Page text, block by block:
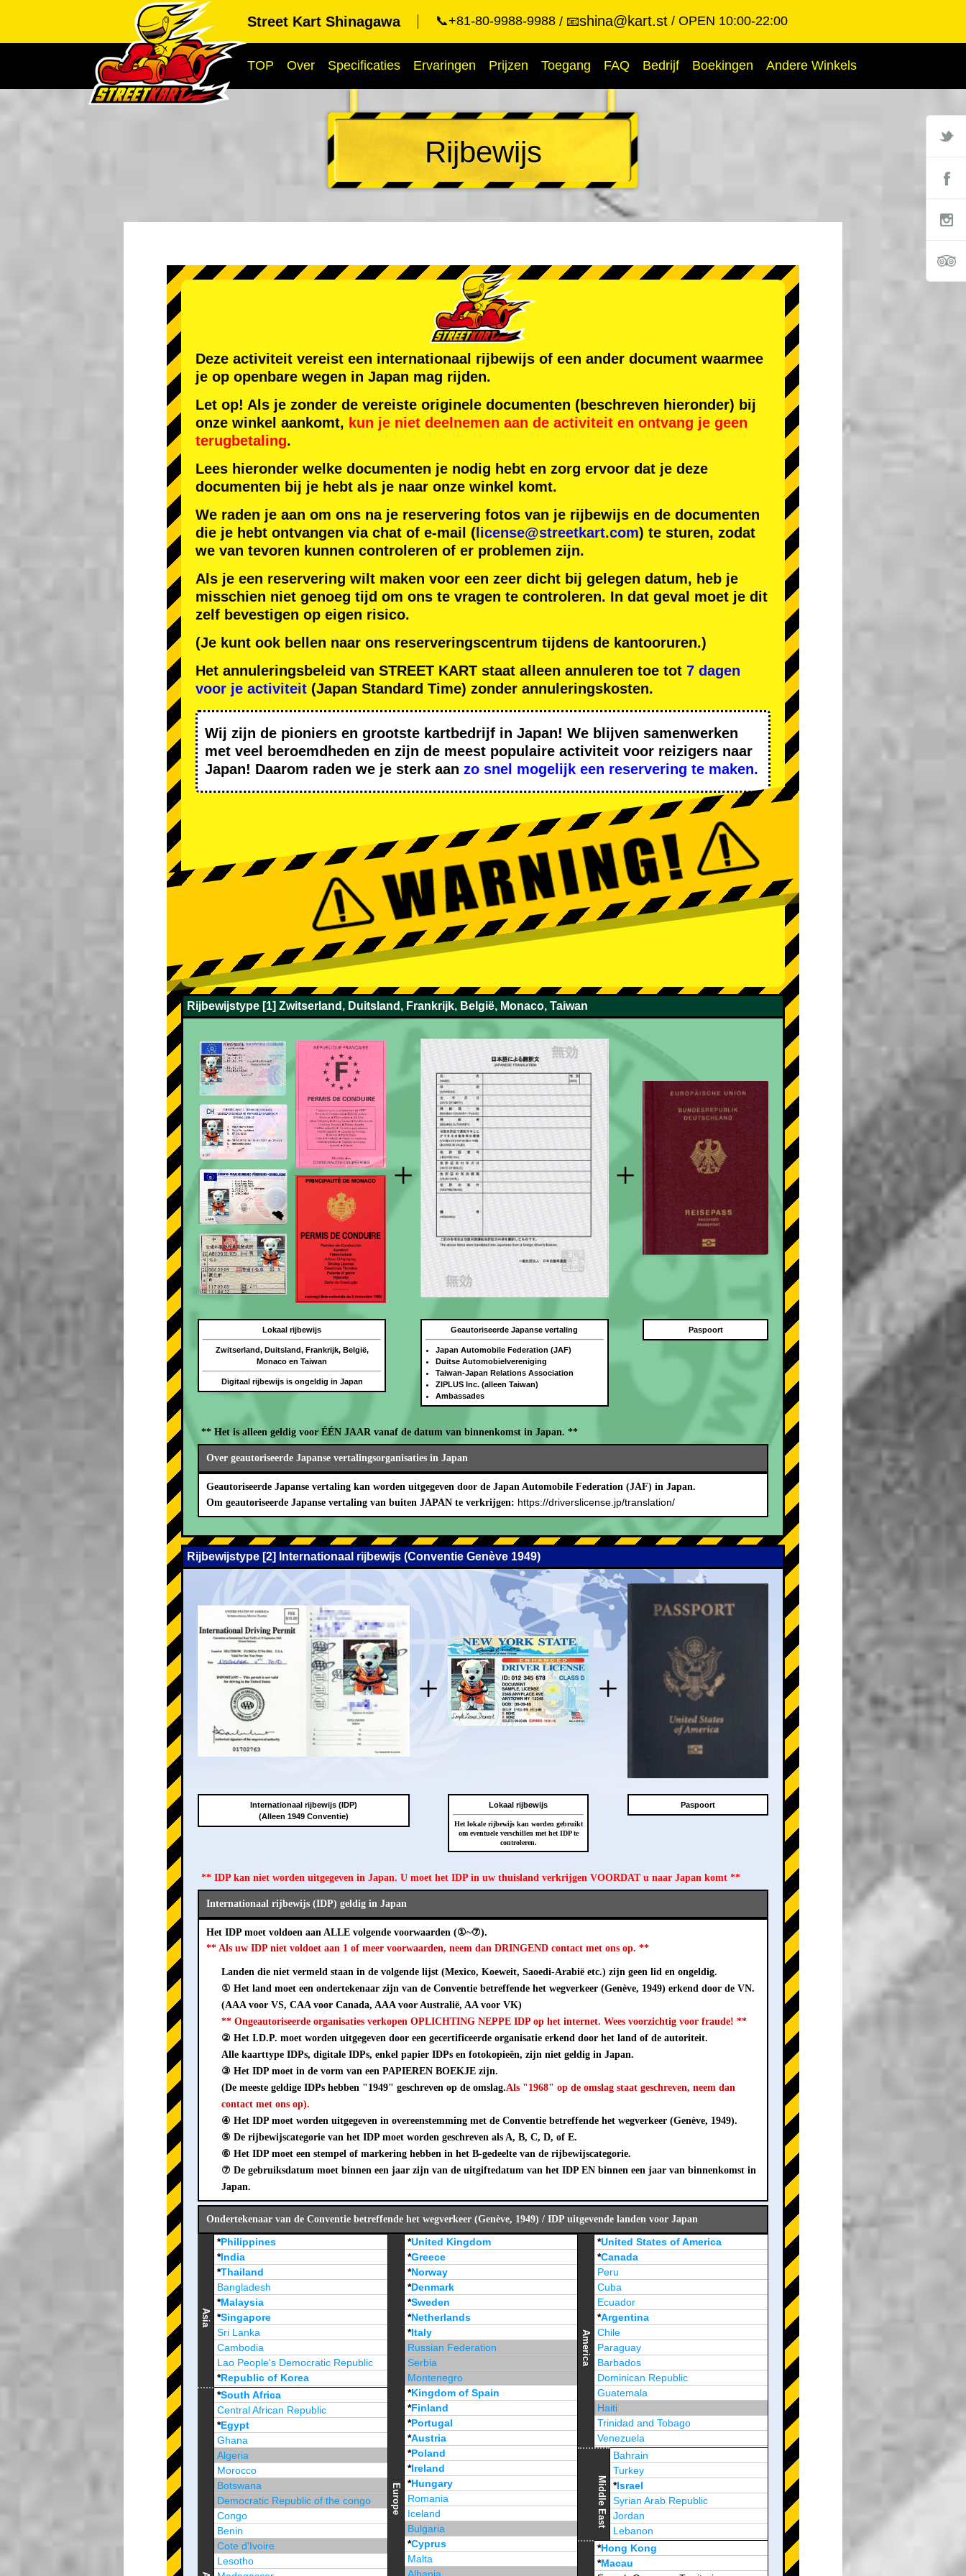
Street Kart Shinagawa 📞+81-80-9988-9988 📧shina@kart.st OPEN 10:00-22:00
TOP Over Specificaties Ervaringen Prijzen Toegang FAQ Bedrijf Boekingen Andere Winkels
Rijbewijs
Deze activiteit vereist een internationaal rijbewijs of een ander document waarmee
je op openbare wegen in Japan mag rijden.
Let op! Als je zonder de vereiste originele documenten (beschreven hieronder) bij
onze winkel aankomt, kun je niet deelnemen aan de activiteit en ontvang je geen
terugbetaling.
Lees hieronder welke documenten je nodig hebt en zorg ervoor dat je deze
documenten bij je hebt als je naar onze winkel komt.
We raden je aan om ons na je reservering fotos van je rijbewijs en de documenten
die je hebt ontvangen via chat of e-mail ( license@streetkart.com) te sturen, zodat
we van tevoren kunnen controleren of er problemen zijn.
Als je een reservering wilt maken voor een zeer dicht bij gelegen datum, heb je
misschien niet genoeg tijd om ons te vragen te controleren. In dat geval moet je dit
zelf bevestigen op eigen risico.
(Je kunt ook bellen naar ons reserveringscentrum tijdens de kantooruren.)
Het annuleringsbeleid van STREET KART staat alleen annuleren toe tot 7 dagen
voor je activiteit (Japan Standard Time) zonder annuleringskosten.
Wij zijn de pioniers en grootste kartbedrijf in Japan! We blijven samenwerken
met veel beroemdheden en zijn de meest populaire activiteit voor reizigers naar
Japan! Daarom raden we je sterk aan zo snel mogelijk een reservering te maken.
Rijbewijstype [1] Zwitserland, Duitsland, Frankrijk, België, Monaco, Taiwan
+ +
Lokaal rijbewijs
Zwitserland, Duitsland, Frankrijk, België,
Monaco en Taiwan
Digitaal rijbewijs is ongeldig in Japan
Geautoriseerde Japanse vertaling
Japan Automobile Federation (JAF)
Duitse Automobielvereniging
Taiwan-Japan Relations Association
ZIPLUS Inc. (alleen Taiwan)
Ambassades
Paspoort
** Het is alleen geldig voor ÉÉN JAAR vanaf de datum van binnenkomst in Japan. **
Over geautoriseerde Japanse vertalingsorganisaties in Japan
Geautoriseerde Japanse vertaling kan worden uitgegeven door de Japan Automobile Federation (JAF) in Japan.
Om geautoriseerde Japanse vertaling van buiten JAPAN te verkrijgen: https://driverslicense.jp/translation/
Rijbewijstype [2] Internationaal rijbewijs (Conventie Genève 1949)
+ +
Internationaal rijbewijs (IDP)
(Alleen 1949 Conventie)
Lokaal rijbewijs
Het lokale rijbewijs kan worden gebruikt
om eventuele verschillen met het IDP te
controleren.
Paspoort
** IDP kan niet worden uitgegeven in Japan. U moet het IDP in uw thuisland verkrijgen VOORDAT u naar Japan komt **
Internationaal rijbewijs (IDP) geldig in Japan
Het IDP moet voldoen aan ALLE volgende voorwaarden (①~⑦).
** Als uw IDP niet voldoet aan 1 of meer voorwaarden, neem dan DRINGEND contact met ons op. **
Landen die niet vermeld staan in de volgende lijst (Mexico, Koeweit, Saoedi-Arabië etc.) zijn geen lid en ongeldig.
① Het land moet een ondertekenaar zijn van de Conventie betreffende het wegverkeer (Genève, 1949) erkend door de VN.
(AAA voor VS, CAA voor Canada, AAA voor Australië, AA voor VK)
** Ongeautoriseerde organisaties verkopen OPLICHTING NEPPE IDP op het internet. Wees voorzichtig voor fraude! **
② Het I.D.P. moet worden uitgegeven door een gecertificeerde organisatie erkend door het land of de autoriteit.
Alle kaarttype IDPs, digitale IDPs, enkel papier IDPs en fotokopieën, zijn niet geldig in Japan.
③ Het IDP moet in de vorm van een PAPIEREN BOEKJE zijn.
(De meeste geldige IDPs hebben "1949" geschreven op de omslag.Als "1968" op de omslag staat geschreven, neem dan
contact met ons op).
④ Het IDP moet worden uitgegeven in overeenstemming met de Conventie betreffende het wegverkeer (Genève, 1949).
⑤ De rijbewijscategorie van het IDP moet worden geschreven als A, B, C, D, of E.
⑥ Het IDP moet een stempel of markering hebben in het B-gedeelte van de rijbewijscategorie.
⑦ De gebruiksdatum moet binnen een jaar zijn van de uitgiftedatum van het IDP EN binnen een jaar van binnenkomst in
Japan.
Ondertekenaar van de Conventie betreffende het wegverkeer (Genève, 1949) / IDP uitgevende landen voor Japan
Asia
*Philippines
*India
*Thailand
Bangladesh
*Malaysia
*Singapore
Sri Lanka
Cambodia
Lao People's Democratic Republic
*Republic of Korea
Brunei Darussalam
*South Africa
Central African Republic
*Egypt
Ghana
Algeria
Morocco
Botswana
Democratic Republic of the congo
Congo
Benin
Cote d'Ivoire
Lesotho
Europe
*United Kingdom
*Greece
*Norway
*Denmark
*Sweden
*Netherlands
*Italy
Russian Federation
Serbia
Montenegro
*Kingdom of Spain
*Finland
*Portugal
*Austria
*Poland
*Ireland
*Hungary
Romania
Iceland
Bulgaria
*Cyprus
Malta
America
*United States of America
*Canada
Peru
Cuba
Ecuador
*Argentina
Chile
Paraguay
Barbados
Dominican Republic
Guatemala
Haiti
Trinidad and Tobago
Venezuela
Jamaica
Middle East
Bahrain
Turkey
*Israel
Syrian Arab Republic
Jordan
Lebanon
*United Arab Emirates
*Hong Kong
*Macau